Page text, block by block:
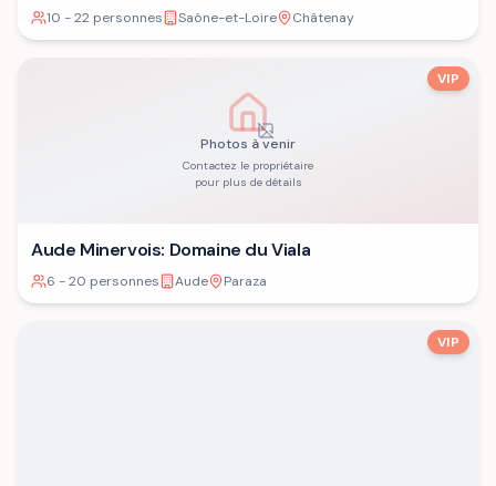
10 - 22 personnes
Saône-et-Loire Châtenay
Photos à venir
Contactez le propriétaire
pour plus de détails
VIP
Aude Minervois: Domaine du Viala
6 - 20 personnes Aude Paraza
VIP